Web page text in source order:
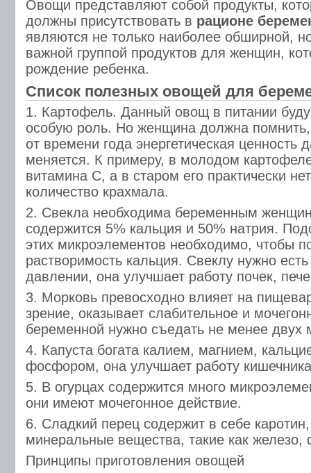
Овощи представляют собой продукты,
должны присутствовать в рационе
являются не только наиболее обширной,
важной группой продуктов для женщин,
рождение ребенка.
Список полезных овощей для
1. Картофель. Данный овощ в питании
особую роль. Но женщина должна помнить,
от времени года энергетическая ценность
меняется. К примеру, в молодом
витамина С, а в старом его практически
количество крахмала.
2. Свекла необходима беременным
содержится 5% кальция и 50% натрия.
этих микроэлементов необходимо, чтобы
растворимость кальция. Свеклу нужно
давлении, она улучшает работу почек,
3. Морковь превосходно влияет на
зрение, оказывает слабительное и
беременной нужно съедать не менее двух
4. Капуста богата калием, магнием,
фосфором, она улучшает работу
5. В огурцах содержится много
они имеют мочегонное действие.
6. Сладкий перец содержит в себе
минеральные вещества, такие как
Принципы приготовления овощей